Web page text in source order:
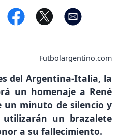
Futbolargentino.com
del Argentina-Italia, la
un homenaje a René
un minuto de silencio y
utilizarán un brazalete
a su fallecimiento.